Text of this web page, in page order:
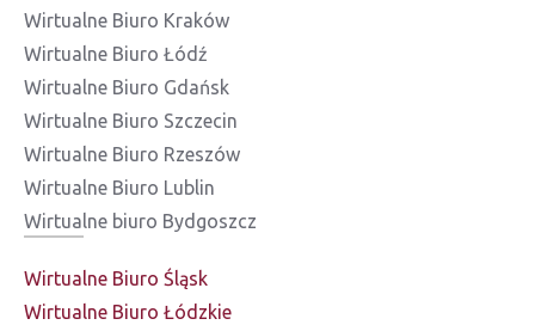
Wirtualne Biuro Kraków
Wirtualne Biuro Łódź
Wirtualne Biuro Gdańsk
Wirtualne Biuro Szczecin
Wirtualne Biuro Rzeszów
Wirtualne Biuro Lublin
Wirtualne biuro Bydgoszcz
Wirtualne Biuro Śląsk
Wirtualne Biuro Łódzkie